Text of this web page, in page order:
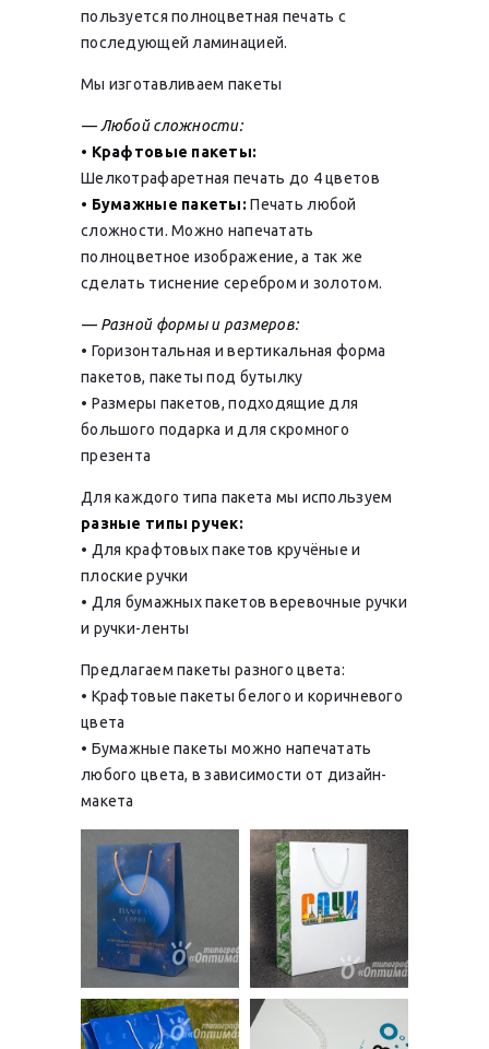
пользуется полноцветная печать с
последующей ламинацией.
Мы изготавливаем пакеты
— Любой сложности:
• Крафтовые пакеты:
Шелкотрафаретная печать до 4 цветов
• Бумажные пакеты:Печать любой
сложности. Можно напечатать
полноцветное изображение, а так же
сделать тиснение серебром и золотом.
— Разной формы и размеров:
• Горизонтальная и вертикальная форма
пакетов, пакеты под бутылку
• Размеры пакетов, подходящие для
большого подарка и для скромного
презента
Для каждого типа пакета мы используем
разные типы ручек:
• Для крафтовых пакетов кручёные и
плоские ручки
• Для бумажных пакетов веревочные ручки
и ручки-ленты
Предлагаем пакеты разного цвета:
• Крафтовые пакеты белого и коричневого
цвета
• Бумажные пакеты можно напечатать
любого цвета, в зависимости от дизайн-
макета